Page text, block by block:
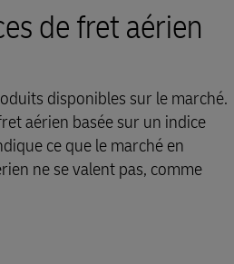
de fret aérien
disponibles sur le marché.
aérien basée sur un indice
ce que le marché en
ne se valent pas, comme